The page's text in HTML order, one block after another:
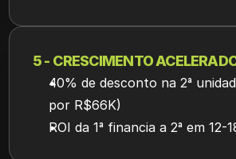
5 - CRESCIMENTO
40% de desconto na 2ª
por R$66K)
ROI da 1ª financia a 2ª em 12-